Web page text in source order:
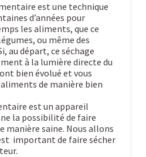
est une technique
d’années pour
les aliments, que ce
ou même des
au départ, ce séchage
à la lumière directe du
bien évolué et vous
de manière bien
est un appareil
la possibilité de faire
manière saine. Nous allons
important de faire sécher